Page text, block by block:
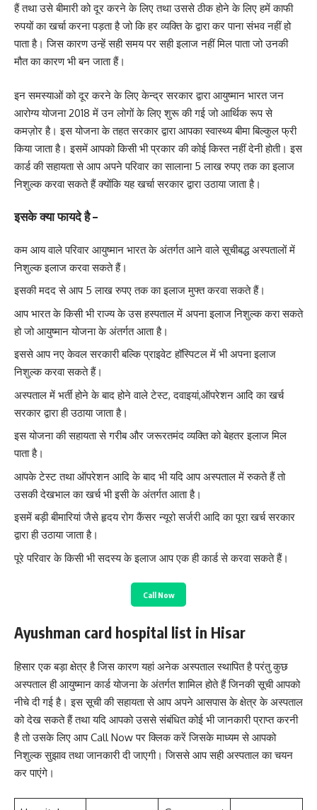
हैं तथा उसे बीमारी को दूर करने के लिए तथा उससे ठीक होने के लिए हमें काफी
रुपयों का खर्चा करना पड़ता है जो कि हर व्यक्ति के द्वारा कर पाना संभव नहीं हो
पाता है। जिस कारण उन्हें सही समय पर सही इलाज नहीं मिल पाता जो उनकी
मौत का कारण भी बन जाता हैं।
इन समस्याओं को दूर करने के लिए केन्द्र सरकार द्वारा आयुष्मान भारत जन
आरोग्य योजना 2018 में उन लोगों के लिए शुरू की गई जो आर्थिक रूप से
कमज़ोर है। इस योजना के तहत सरकार द्वारा आपका स्वास्थ्य बीमा बिल्कुल फ्री
किया जाता है। इसमें आपको किसी भी प्रकार की कोई किस्त नहीं देनी होती। इस
कार्ड की सहायता से आप अपने परिवार का सालाना 5 लाख रुपए तक का इलाज
निशुल्क करवा सकते हैं क्योंकि यह खर्चा सरकार द्वारा उठाया जाता है।
इसके क्या फायदे है –
कम आय वाले परिवार आयुष्मान भारत के अंतर्गत आने वाले सूचीबद्ध अस्पतालों में
निशुल्क इलाज करवा सकते हैं।
इसकी मदद से आप 5 लाख रुपए तक का इलाज मुफ्त करवा सकते हैं।
आप भारत के किसी भी राज्य के उस हस्पताल में अपना इलाज निशुल्क करा सकते
हो जो आयुष्मान योजना के अंतर्गत आता है।
इससे आप नए केवल सरकारी बल्कि प्राइवेट हॉस्पिटल में भी अपना इलाज
निशुल्क करवा सकते हैं।
अस्पताल में भर्ती होने के बाद होने वाले टेस्ट, दवाइयां,ऑपरेशन आदि का खर्च
सरकार द्वारा ही उठाया जाता है।
इस योजना की सहायता से गरीब और जरूरतमंद व्यक्ति को बेहतर इलाज मिल
पाता है।
आपके टेस्ट तथा ऑपरेशन आदि के बाद भी यदि आप अस्पताल में रुकते हैं तो
उसकी देखभाल का खर्च भी इसी के अंतर्गत आता है।
इसमें बड़ी बीमारियां जैसे हृदय रोग कैंसर न्यूरो सर्जरी आदि का पूरा खर्च सरकार
द्वारा ही उठाया जाता है।
पूरे परिवार के किसी भी सदस्य के इलाज आप एक ही कार्ड से करवा सकते हैं।
Call Now
Ayushman card hospital list in Hisar
हिसार एक बड़ा क्षेत्र है जिस कारण यहां अनेक अस्पताल स्थापित है परंतु कुछ
अस्पताल ही आयुष्मान कार्ड योजना के अंतर्गत शामिल होते हैं जिनकी सूची आपको
नीचे दी गई है। इस सूची की सहायता से आप अपने आसपास के क्षेत्र के अस्पताल
को देख सकते हैं तथा यदि आपको उससे संबंधित कोई भी जानकारी प्राप्त करनी
है तो उसके लिए आप Call Now पर क्लिक करें जिसके माध्यम से आपको
निशुल्क सुझाव तथा जानकारी दी जाएगी। जिससे आप सही अस्पताल का चयन
कर पाएंगे।